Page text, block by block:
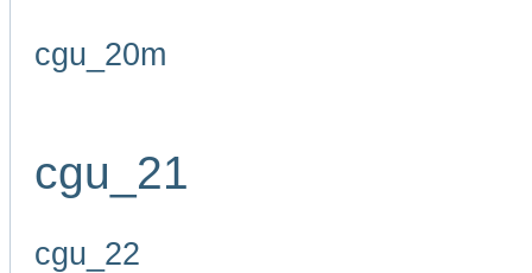
cgu_20m
cgu_21
cgu_22